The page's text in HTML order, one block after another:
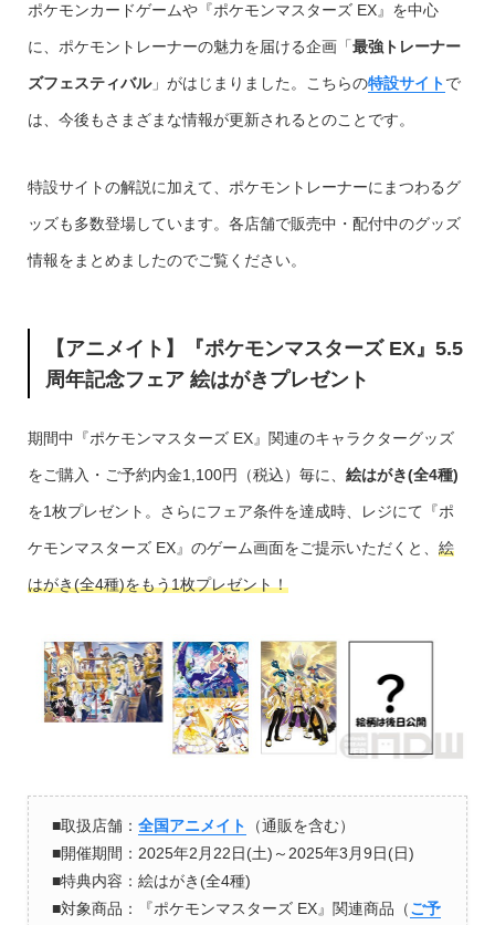
ポケモンカードゲームや『ポケモンマスターズ EX』を中心
に、ポケモントレーナーの魅力を届ける企画「最強トレーナー
ズフェスティバル」がはじまりました。こちらの特設サイトで
は、今後もさまざまな情報が更新されるとのことです。
特設サイトの解説に加えて、ポケモントレーナーにまつわるグ
ッズも多数登場しています。各店舗で販売中・配付中のグッズ
情報をまとめましたのでご覧ください。
【アニメイト】『ポケモンマスターズ EX』5.5
周年記念フェア 絵はがきプレゼント
期間中『ポケモンマスターズ EX』関連のキャラクターグッズ
をご購入・ご予約内金1,100円（税込）毎に、 絵はがき(全4種)
を1枚プレゼント。さらにフェア条件を達成時、レジにて『ポ
ケモンマスターズ EX』のゲーム画面をご提示いただくと、 絵
はがき(全4種)をもう1枚プレゼント！
■取扱店舗： 全国アニメイト
（通販を含む）
■開催期間：2025年2月22日(土)～2025年3月9日(日)
■特典内容：絵はがき(全4種)
■対象商品：『ポケモンマスターズ EX』関連商品（ご予